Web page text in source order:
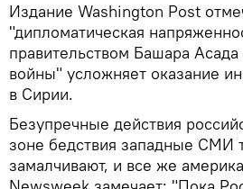
Издание Washington Post
"дипломатическая
правительством Башара
войны" усложняет оказание
в Сирии.
Безупречные действия
зоне бедствия западные СМИ
замалчивают, и все же